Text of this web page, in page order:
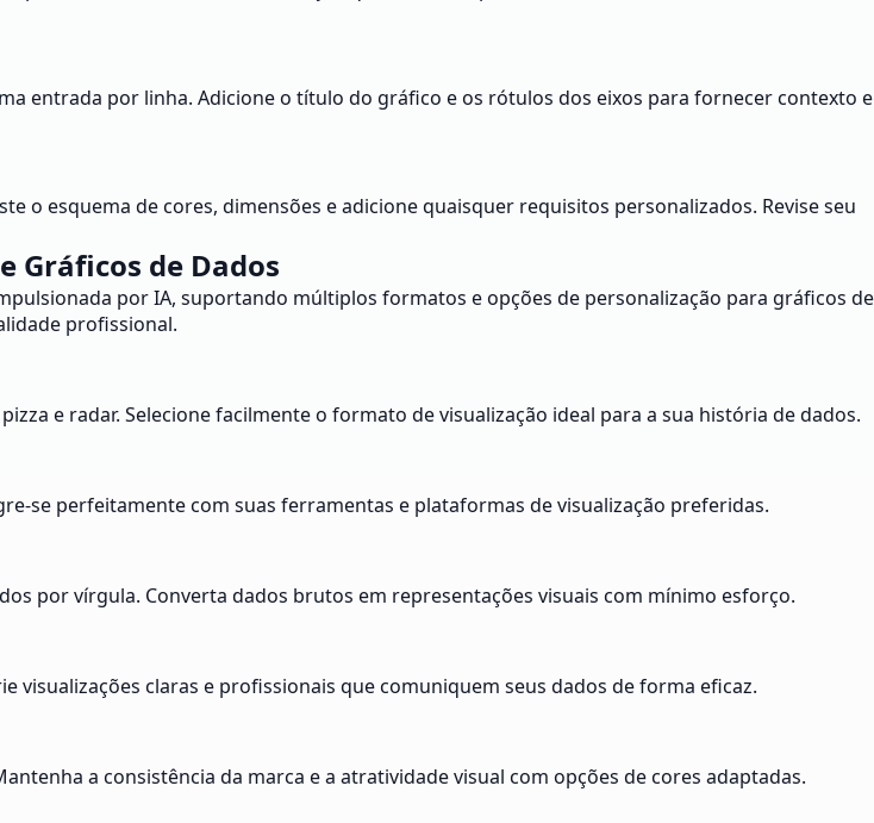
entrada por linha. Adicione o título do gráfico e os rótulos dos eixos para fornecer contexto e
o esquema de cores, dimensões e adicione quaisquer requisitos personalizados. Revise seu
Gráficos de Dados
por IA, suportando múltiplos formatos e opções de personalização para gráficos de
profissional.
e radar. Selecione facilmente o formato de visualização ideal para a sua história de dados.
se perfeitamente com suas ferramentas e plataformas de visualização preferidas.
por vírgula. Converta dados brutos em representações visuais com mínimo esforço.
visualizações claras e profissionais que comuniquem seus dados de forma eficaz.
a consistência da marca e a atratividade visual com opções de cores adaptadas.